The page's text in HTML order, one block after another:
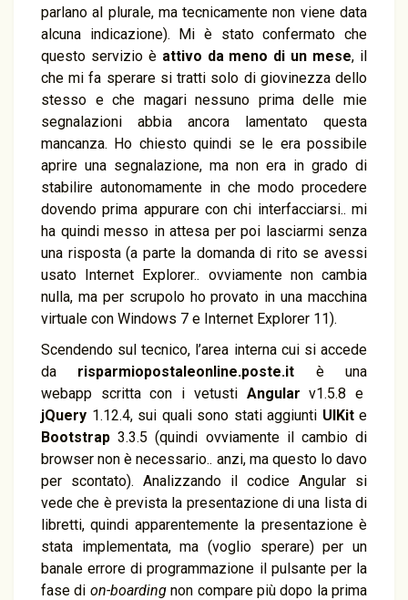
parlano al plurale, ma tecnicamente non viene data
alcuna indicazione). Mi è stato confermato che
questo servizio è attivo da meno di un mese, il
che mi fa sperare si tratti solo di giovinezza dello
stesso e che magari nessuno prima delle mie
segnalazioni abbia ancora lamentato questa
mancanza. Ho chiesto quindi se le era possibile
aprire una segnalazione, ma non era in grado di
stabilire autonomamente in che modo procedere
dovendo prima appurare con chi interfacciarsi.. mi
ha quindi messo in attesa per poi lasciarmi senza
una risposta (a parte la domanda di rito se avessi
usato Internet Explorer.. ovviamente non cambia
nulla, ma per scrupolo ho provato in una macchina
virtuale con Windows 7 e Internet Explorer 11).
Scendendo sul tecnico, l’area interna cui si accede
da risparmiopostaleonline.poste.it è una
webapp scritta con i vetusti Angular v1.5.8 e
jQuery 1.12.4, sui quali sono stati aggiunti UIKite
Bootstrap 3.3.5 (quindi ovviamente il cambio di
browser non è necessario.. anzi, ma questo lo davo
per scontato). Analizzando il codice Angular si
vede che è prevista la presentazione di una lista di
libretti, quindi apparentemente la presentazione è
stata implementata, ma (voglio sperare) per un
banale errore di programmazione il pulsante per la
fase di on-boardingnon compare più dopo la prima